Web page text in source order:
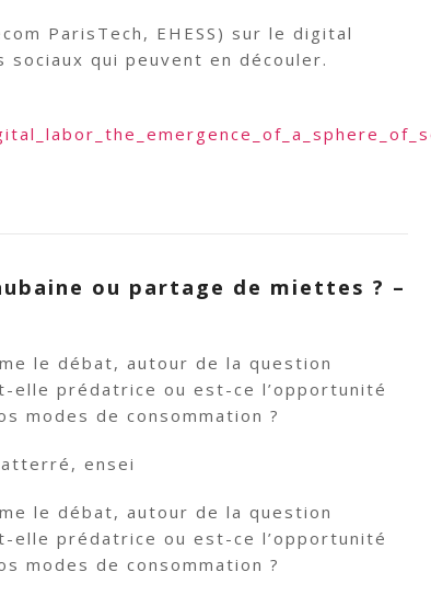
ParisTech, EHESS) sur le digital
qui peuvent en découler.
ou partage de miettes ? –
le débat, autour de la question
elle prédatrice ou est-ce l’opportunité
modes de consommation ?
ensei
le débat, autour de la question
elle prédatrice ou est-ce l’opportunité
modes de consommation ?